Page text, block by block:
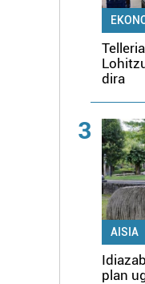
dira
3
AISIA
plan